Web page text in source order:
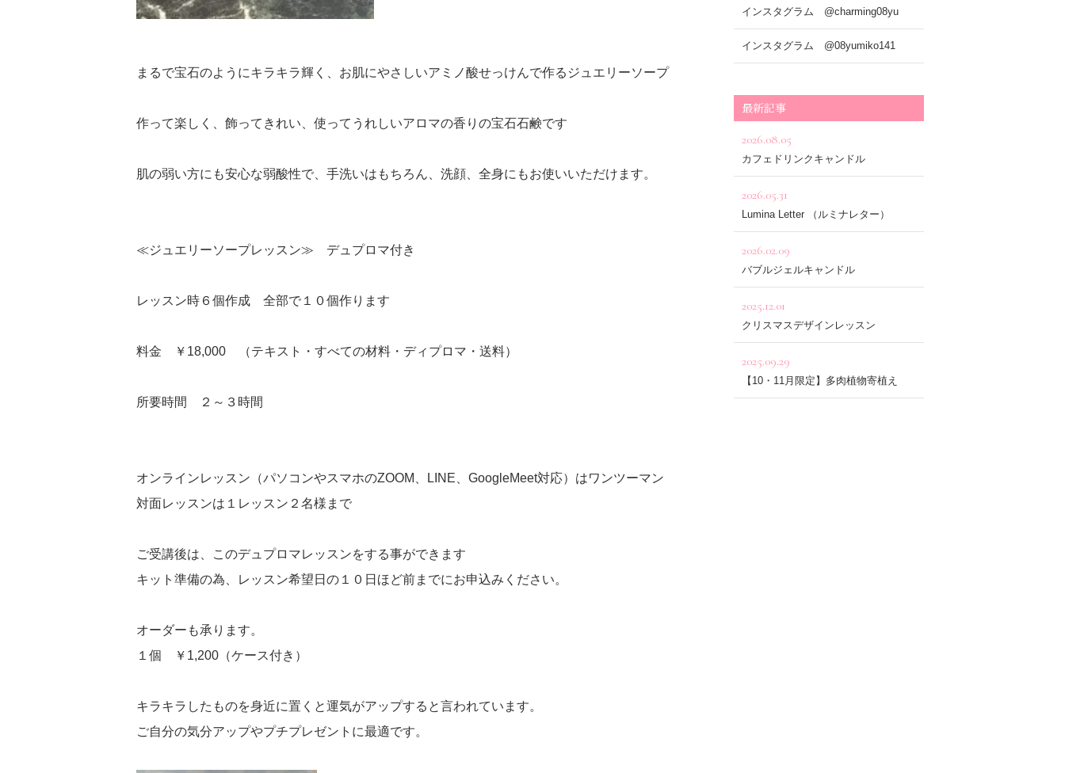
まるで宝石のようにキラキラ輝く、お肌にやさしいアミノ酸せっけんで作るジュエリーソープ
作って楽しく、飾ってきれい、使ってうれしいアロマの香りの宝石石鹸です
肌の弱い方にも安心な弱酸性で、手洗いはもちろん、洗顔、全身にもお使いいただけます。
≪ジュエリーソープレッスン≫ デュプロマ付き
レッスン時６個作成 全部で１０個作ります
料金 ￥18,000 （テキスト・すべての材料・ディプロマ・送料）
所要時間 ２～３時間
オンラインレッスン（パソコンやスマホのZOOM、LINE、GoogleMeet対応）はワンツーマン
対面レッスンは１レッスン２名様まで
ご受講後は、このデュプロマレッスンをする事ができます
キット準備の為、レッスン希望日の１０日ほど前までにお申込みください。
オーダーも承ります。
１個 ￥1,200（ケース付き）
キラキラしたものを身近に置くと運気がアップすると言われています。
ご自分の気分アップやプチプレゼントに最適です。
インスタグラム @charming08yu
インスタグラム @08yumiko141
最新記事
2026.08.05
カフェドリンクキャンドル
2026.05.31
Lumina Letter （ルミナレター）
2026.02.09
バブルジェルキャンドル
2025.12.01
クリスマスデザインレッスン
2025.09.29
【10・11月限定】多肉植物寄植え